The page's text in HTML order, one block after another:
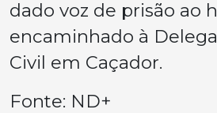
dado voz de prisão ao
encaminhado à
Civil em Caçador.
Fonte: ND+